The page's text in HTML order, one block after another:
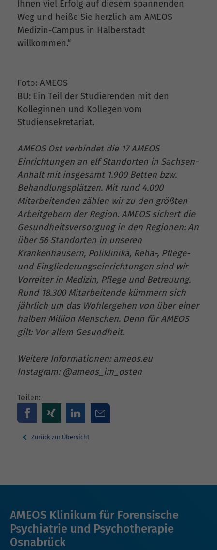
Ihnen viel Erfolg auf diesem spannenden
Weg und heiße Sie herzlich am AMEOS
Medizin-Campus in Halberstadt
willkommen.“
Foto: AMEOS
BU: Ein Teil der Studierenden mit den
Kolleginnen und Kollegen vom
Studiensekretariat.
AMEOS Ost verbindet die 17 AMEOS
Einrichtungen an elf Standorten in Sachsen-
Anhalt mit insgesamt 1.900 Betten bzw.
Behandlungsplätzen. Mit rund 4.000
Mitarbeitenden zählen wir zu den größten
Arbeitgebern der Region. AMEOS sichert die
Gesundheitsversorgung in den Regionen: An
über 56 Standorten in unseren
Krankenhäusern, Poliklinika, Reha-, Pflege-
und Eingliederungseinrichtungen sind wir
Vorreiter in Medizin, Pflege und Betreuung.
Rund 18.300 Mitarbeitende kümmern sich
jährlich um das Wohlergehen von über einer
halben Million Menschen. Denn für AMEOS
gilt: Vor allem Gesundheit.
Weitere Informationen: ameos.eu
Instagram: @ameos_im_osten
Teilen:
Zurück zur Übersicht
AMEOS Klinikum für Forensische
Psychiatrie und Psychotherapie
Osnabrück